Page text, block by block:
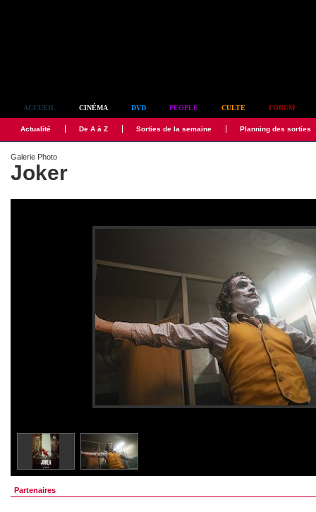
ACCUEIL CINÉMA DVD PEOPLE CULTE FORUM
Actualité De A à Z Sorties de la semaine Planning des sorties
Galerie Photo
Joker
Partenaires